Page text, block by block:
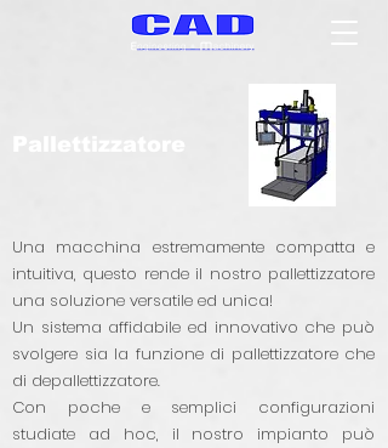
Una macchina estremamente compatta e
intuitiva, questo rende il nostro pallettizzatore
una soluzione versatile ed unica!
Un sistema affidabile ed innovativo che può
svolgere sia la funzione di pallettizzatore che
di depallettizzatore.
Con poche e semplici configurazioni
studiate ad hoc, il nostro impianto può